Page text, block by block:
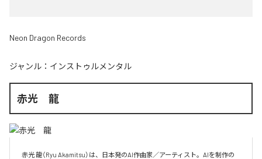
Neon Dragon Records
ジャンル： インストゥルメンタル
赤光 龍
赤光 龍（Ryu Akamitsu）は、日本発のAI作曲家／アーティスト。AIを制作の